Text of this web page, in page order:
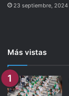
23 septiembre, 2024
Más vistas